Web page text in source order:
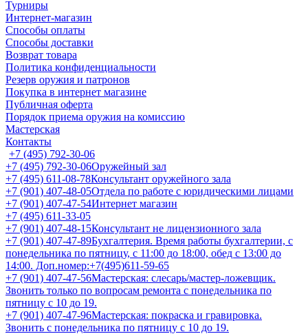
Турниры
Интернет-магазин
Способы оплаты
Способы доставки
Возврат товара
Политика конфиденциальности
Резерв оружия и патронов
Покупка в интернет магазине
Публичная оферта
Порядок приема оружия на комиссию
Мастерская
Контакты
+7 (495) 792-30-06
+7 (495) 792-30-06Оружейный зал
+7 (495) 611-08-78Консультант оружейного зала
+7 (901) 407-48-05Отдела по работе с юридическими лицами
+7 (901) 407-47-54Интернет магазин
+7 (495) 611-33-05
+7 (901) 407-48-15Консультант не лицензионного зала
+7 (901) 407-47-89Бухгалтерия. Время работы бухгалтерии, с
понедельника по пятницу, с 11:00 до 18:00, обед с 13:00 до
14:00. Доп.номер:+7(495)611-59-65
+7 (901) 407-47-56Мастерская: слесарь/мастер-ложевщик.
Звонить только по вопросам ремонта с понедельника по
пятницу с 10 до 19.
+7 (901) 407-47-96Мастерская: покраска и гравировка.
Звонить с понедельника по пятницу с 10 до 19.